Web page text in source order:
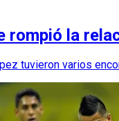
rompió la
tuvieron varios